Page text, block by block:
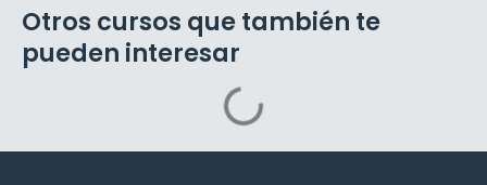
Otros cursos que también te
pueden interesar